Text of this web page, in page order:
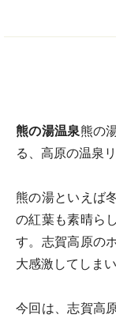
熊の湯温泉熊の
る、高原の温泉
熊の湯といえば
の紅葉も素晴ら
す。志賀高原の
大感激してしま
今回は、志賀高